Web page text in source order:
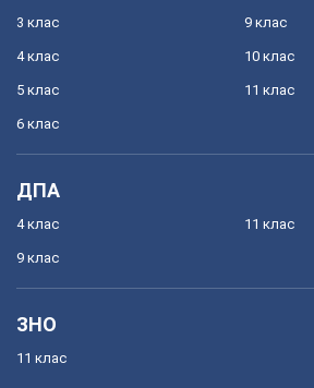
3 клас
4 клас
5 клас
6 клас
9 клас
10 клас
11 клас
ДПА
4 клас
9 клас
11 клас
ЗНО
11 клас